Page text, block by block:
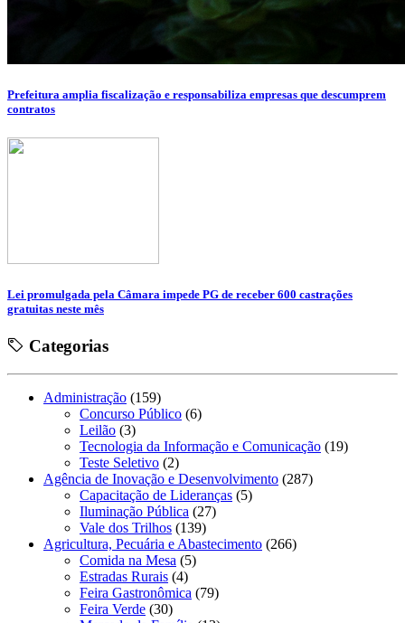
Prefeitura amplia fiscalização e responsabiliza empresas que descumprem
contratos
Lei promulgada pela Câmara impede PG de receber 600 castrações
gratuitas neste mês
Categorias
Administração (159)
Concurso Público (6)
Leilão (3)
Tecnologia da Informação e Comunicação (19)
Teste Seletivo (2)
Agência de Inovação e Desenvolvimento (287)
Capacitação de Lideranças (5)
Iluminação Pública (27)
Vale dos Trilhos (139)
Agricultura, Pecuária e Abastecimento (266)
Comida na Mesa (5)
Estradas Rurais (4)
Feira Gastronômica (79)
Feira Verde (30)